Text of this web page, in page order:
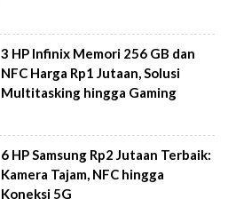
3 HP Infinix Memori 256 GB dan
NFC Harga Rp1 Jutaan, Solusi
Multitasking hingga Gaming
6 HP Samsung Rp2 Jutaan Terbaik:
Kamera Tajam, NFC hingga
Koneksi 5G